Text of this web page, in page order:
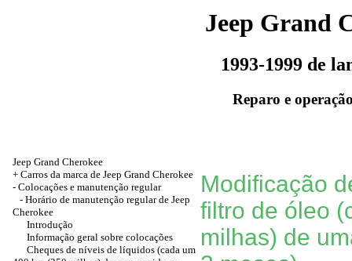
Jeep Grand
1993-1999 de
Reparo e
Jeep Grand Cherokee
+ Carros da marca de Jeep Grand Cherokee
- Colocações e manutenção regular
- Horário de manutenção regular de Jeep
Cherokee
Introdução
Informação geral sobre colocações
Cheques de níveis de líquidos (cada um
Modificação
filtro de óleo
milhas) de